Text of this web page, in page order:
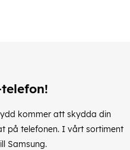
kommer att skydda din
på telefonen. I vårt sortiment
Samsung.